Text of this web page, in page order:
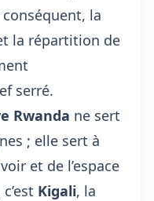
la
la répartition de
serré.
Rwanda ne sert
; elle sert à
et de l’espace
Kigali, la